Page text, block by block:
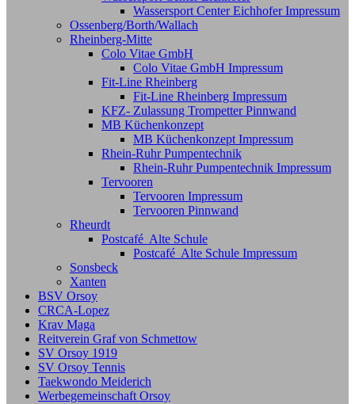
Wassersport Center Eichhofer Impressum
Ossenberg/Borth/Wallach
Rheinberg-Mitte
Colo Vitae GmbH
Colo Vitae GmbH Impressum
Fit-Line Rheinberg
Fit-Line Rheinberg Impressum
KFZ- Zulassung Trompetter Pinnwand
MB Küchenkonzept
MB Küchenkonzept Impressum
Rhein-Ruhr Pumpentechnik
Rhein-Ruhr Pumpentechnik Impressum
Tervooren
Tervooren Impressum
Tervooren Pinnwand
Rheurdt
Postcafé Alte Schule
Postcafé Alte Schule Impressum
Sonsbeck
Xanten
BSV Orsoy
CRCA-Lopez
Krav Maga
Reitverein Graf von Schmettow
SV Orsoy 1919
SV Orsoy Tennis
Taekwondo Meiderich
Werbegemeinschaft Orsoy